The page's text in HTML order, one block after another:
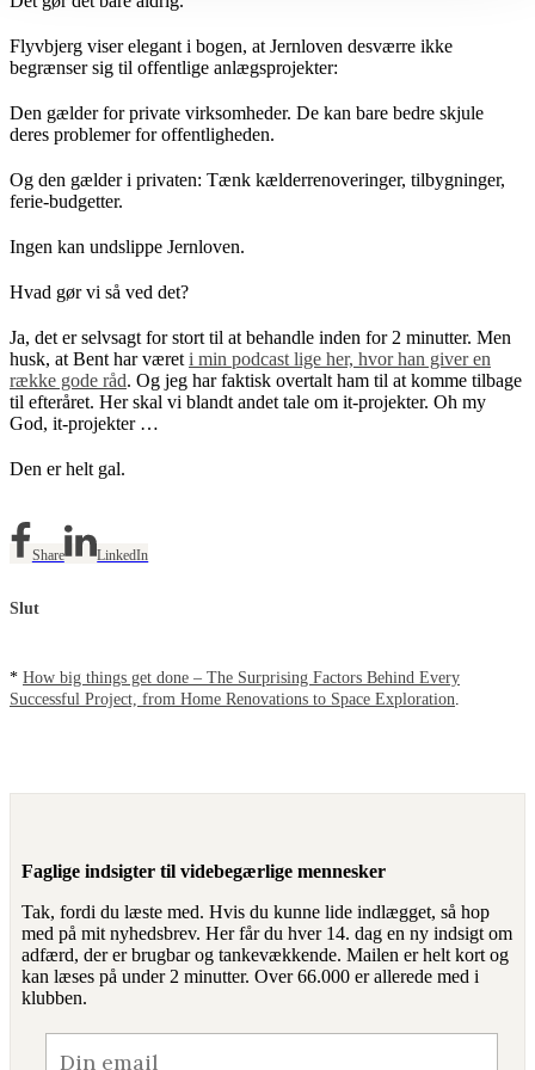
Flyvbjerg viser elegant i bogen, at Jernloven desværre ikke
begrænser sig til offentlige anlægsprojekter:
Den gælder for private virksomheder. De kan bare bedre skjule
deres problemer for offentligheden.
Og den gælder i privaten: Tænk kælderrenoveringer, tilbygninger,
ferie-budgetter.
Ingen kan undslippe Jernloven.
Hvad gør vi så ved det?
Ja, det er selvsagt for stort til at behandle inden for 2 minutter. Men
husk, at Bent har været i min podcast lige her, hvor han giver en
række gode råd. Og jeg har faktisk overtalt ham til at komme tilbage
til efteråret. Her skal vi blandt andet tale om it-projekter. Oh my
God, it-projekter …
Den er helt gal.
Share LinkedIn
Slut
* How big things get done – The Surprising Factors Behind Every
Successful Project, from Home Renovations to Space Exploration
Faglige indsigter til videbegærlige mennesker
Tak, fordi du læste med. Hvis du kunne lide indlægget, så hop
med på mit nyhedsbrev. Her får du hver 14. dag en ny indsigt om
adfærd, der er brugbar og tankevækkende. Mailen er helt kort og
kan læses på under 2 minutter. Over 66.000 er allerede med i
klubben.